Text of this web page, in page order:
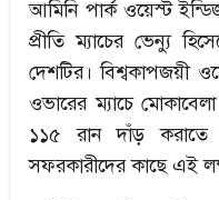
আমিনি পার্ক ওয়েস্ট
প্রীতি ম্যাচের ভেন্যু
দেশটির। বিশ্বকাপজয়ী
ওভারের ম্যাচে
১১৫ রান দাঁড় করাতে
সফরকারীদের কাছে এই